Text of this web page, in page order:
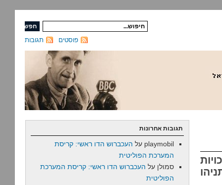
תגובות פוסטים
תגובות אחרונות
playmobil על העכברוש הדו ראשי: קריסת
המערכת הפוליטית
סמולן על העכברוש הדו ראשי: קריסת המערכת
הפוליטית